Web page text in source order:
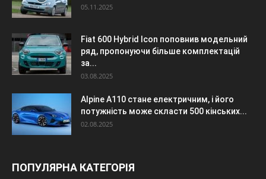
05.11.2025
Fiat 600 Hybrid Icon поповнив модельний
ряд, пропонуючи більше комплектацій
за...
03.08.2025
Alpine A110 стане електричним, і його
потужність може скласти 500 кінських...
02.08.2025
ПОПУЛЯРНА КАТЕГОРІЯ